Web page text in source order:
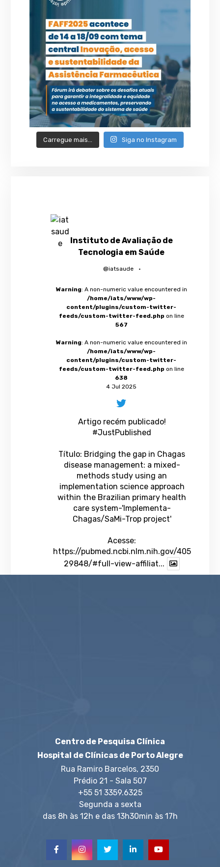
Carregue mais… Siga no Instagram
Instituto de Avaliação de
Tecnologia em Saúde
@iatsaude ·
Warning: A non-numeric value encountered in
/home/iats/www/wp-
content/plugins/custom-twitter-
feeds/custom-twitter-feed.php on line
567
Warning: A non-numeric value encountered in
/home/iats/www/wp-
content/plugins/custom-twitter-
feeds/custom-twitter-feed.php on line
638
4 Jul 2025
Artigo recém publicado!
#JustPublished
Título: Bridging the gap in Chagas
disease management: a mixed-
methods study using an
implementation science approach
within the Brazilian primary health
care system-'Implementa-
Chagas/SaMi-Trop project'
Acesse:
https://pubmed.ncbi.nlm.nih.gov/405
29848/#full-view-affiliat...
Centro de Pesquisa Clínica
Hospital de Clínicas de Porto Alegre
Rua Ramiro Barcelos, 2350
Prédio 21 - Sala 507
+55 51 3359.6325
Segunda a sexta
das 8h às 12h e das 13h30min às 17h